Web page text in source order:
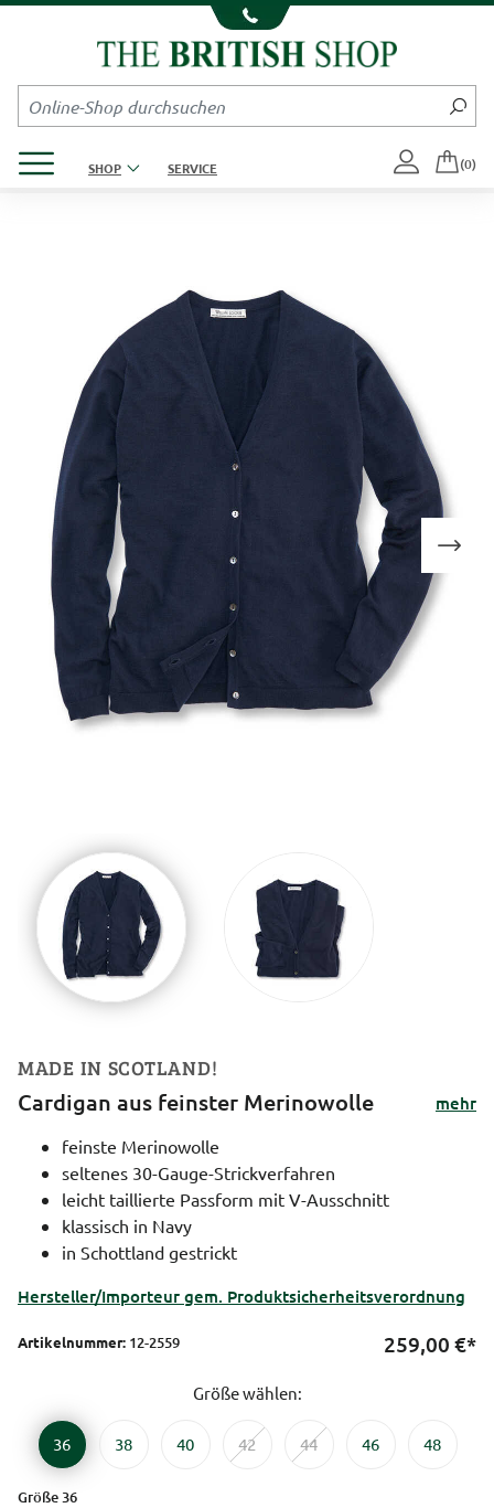
Kompletten Head der Seite überspringen
SHOP SERVICE (0)
MADE IN SCOTLAND!
Cardigan aus feinster Merinowolle
mehr
feinste Merinowolle
seltenes 30-Gauge-Strickverfahren
leicht taillierte Passform mit V-Ausschnitt
klassisch in Navy
in Schottland gestrickt
Hersteller/Importeur gem. Produktsicherheitsverordnung
Artikelnummer: 12-2559 259,00 €*
Größe wählen:
36 38 40 42 44 46 48
Größe 36